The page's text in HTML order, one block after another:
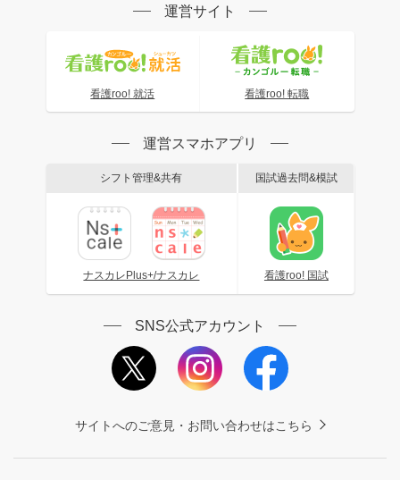
運営サイト
看護roo! 就活 看護roo! 転職
運営スマホアプリ
シフト管理&共有
ナスカレPlus+/ナスカレ
国試過去問&模試
看護roo! 国試
SNS公式アカウント
サイトへのご意見・お問い合わせはこちら